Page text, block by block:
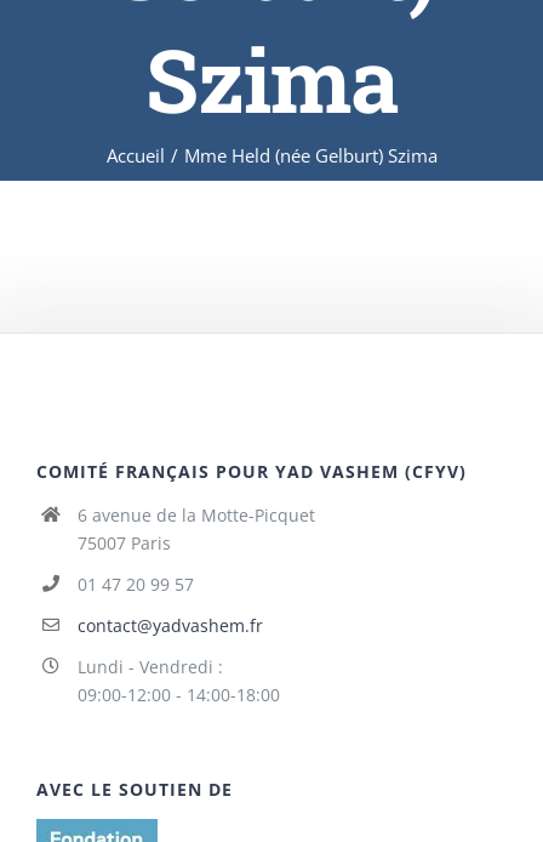
Szima
Accueil / Mme Held (née Gelburt) Szima
COMITÉ FRANÇAIS POUR YAD VASHEM (CFYV)
6 avenue de la Motte-Picquet
75007 Paris
01 47 20 99 57
contact@yadvashem.fr
Lundi - Vendredi :
09:00-12:00 - 14:00-18:00
AVEC LE SOUTIEN DE